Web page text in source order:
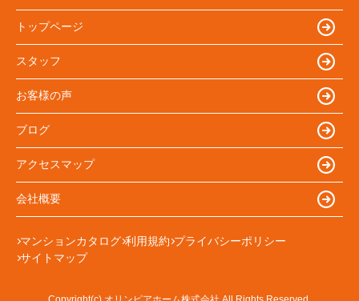
トップページ
スタッフ
お客様の声
ブログ
アクセスマップ
会社概要
マンションカタログ 利用規約 プライバシーポリシー
サイトマップ